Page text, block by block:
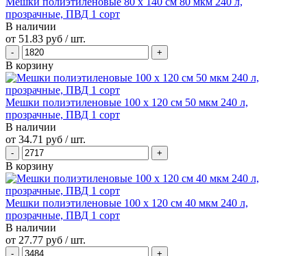
прозрачные, ПВД 1 сорт
В наличии
от 51.83 руб / шт.
В корзину
Мешки полиэтиленовые 100 х 120 см 50 мкм 240 л,
прозрачные, ПВД 1 сорт
В наличии
от 34.71 руб / шт.
В корзину
Мешки полиэтиленовые 100 х 120 см 40 мкм 240 л,
прозрачные, ПВД 1 сорт
В наличии
от 27.77 руб / шт.